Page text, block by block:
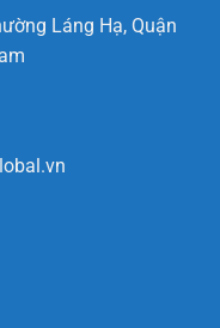
Láng Hạ, Quận